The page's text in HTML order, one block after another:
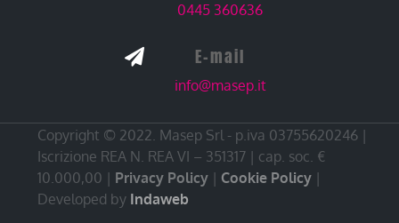
0445 360636
 E-mail
info@masep.it
Copyright © 2022. Masep Srl - p.iva 03755620246 |
Iscrizione REA N. REA VI – 351317 | cap. soc. €
10.000,00 | Privacy Policy | Cookie Policy |
Developed by Indaweb